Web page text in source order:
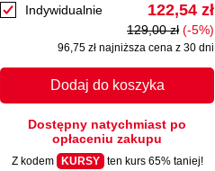
Indywidualnie 122,54 zł
129,00 zł (-5%)
96,75 zł najniższa cena z 30 dni
Dodaj do koszyka
Dostępny natychmiast po
opłaceniu zakupu
Z kodem KURSY ten kurs 65% taniej!